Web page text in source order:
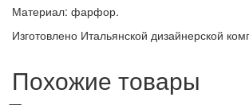
Материал: фарфор.
Изготовлено Итальянской дизайнерской
Похожие товары